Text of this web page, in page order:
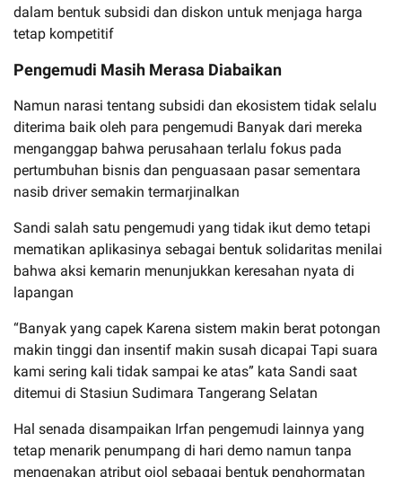
dalam bentuk subsidi dan diskon untuk menjaga harga
tetap kompetitif
Pengemudi Masih Merasa Diabaikan
Namun narasi tentang subsidi dan ekosistem tidak selalu
diterima baik oleh para pengemudi Banyak dari mereka
menganggap bahwa perusahaan terlalu fokus pada
pertumbuhan bisnis dan penguasaan pasar sementara
nasib driver semakin termarjinalkan
Sandi salah satu pengemudi yang tidak ikut demo tetapi
mematikan aplikasinya sebagai bentuk solidaritas menilai
bahwa aksi kemarin menunjukkan keresahan nyata di
lapangan
“Banyak yang capek Karena sistem makin berat potongan
makin tinggi dan insentif makin susah dicapai Tapi suara
kami sering kali tidak sampai ke atas” kata Sandi saat
ditemui di Stasiun Sudimara Tangerang Selatan
Hal senada disampaikan Irfan pengemudi lainnya yang
tetap menarik penumpang di hari demo namun tanpa
mengenakan atribut ojol sebagai bentuk penghormatan